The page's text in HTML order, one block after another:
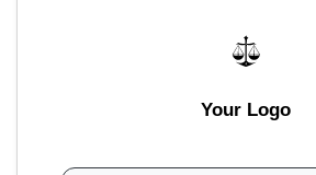
Your Logo